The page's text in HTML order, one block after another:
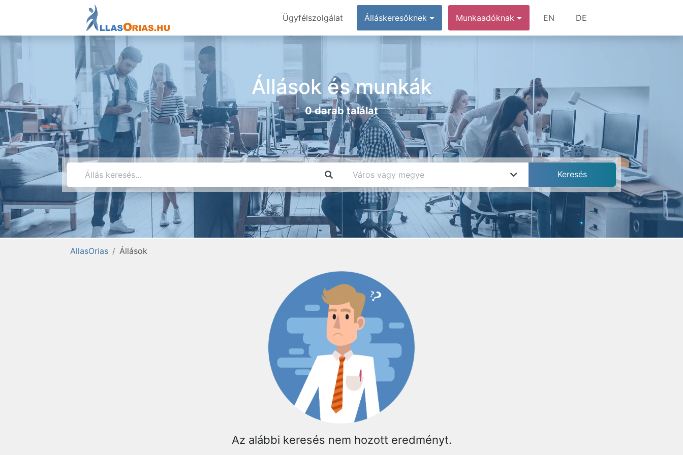
Ügyfélszolgálat Álláskeresőknek Munkaadóknak EN DE
Állások és munkák
0 darab találat
AllasOrias Állások
Az alábbi keresés nem hozott eredményt.